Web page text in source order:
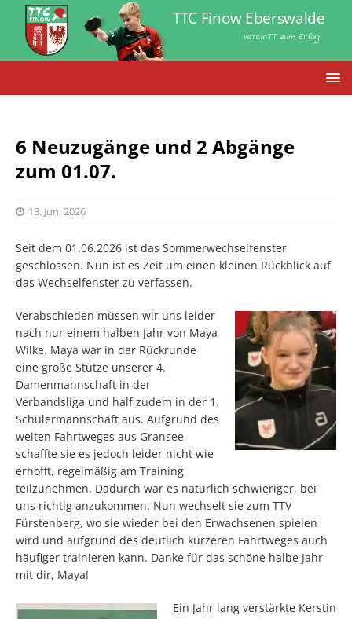
VereinTT zum Erfolg
TTC Finow Eberswalde
6 Neuzugänge und 2 Abgänge
zum 01.07.
13. Juni 2026
Seit dem 01.06.2026 ist das Sommerwechselfenster
geschlossen. Nun ist es Zeit um einen kleinen Rückblick auf
das Wechselfenster zu verfassen.
Verabschieden müssen wir uns leider
nach nur einem halben Jahr von Maya
Wilke. Maya war in der Rückrunde
eine große Stütze unserer 4.
Damenmannschaft in der
Verbandsliga und half zudem in der 1.
Schülermannschaft aus. Aufgrund des
weiten Fahrtweges aus Gransee
schaffte sie es jedoch leider nicht wie
erhofft, regelmäßig am Training
teilzunehmen. Dadurch war es natürlich schwieriger, bei
uns richtig anzukommen. Nun wechselt sie zum TTV
Fürstenberg, wo sie wieder bei den Erwachsenen spielen
wird und aufgrund des deutlich kürzeren Fahrtweges auch
häufiger trainieren kann. Danke für das schöne halbe Jahr
mit dir, Maya!
Ein Jahr lang verstärkte Kerstin